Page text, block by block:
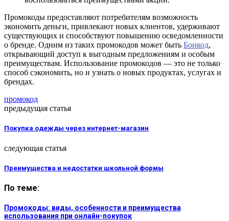
Промокоды предоставляют потребителям возможность
экономить деньги, привлекают новых клиентов, удерживают
существующих и способствуют повышению осведомленности
о бренде. Одним из таких промокодов может быть Бонкод,
открывающий доступ к выгодным предложениям и особым
преимуществам. Использование промокодов — это не только
способ сэкономить, но и узнать о новых продуктах, услугах и
брендах.
промокод
предыдущая статья
Покупка одежды через интернет-магазин
следующая статья
Преимущества и недостатки школьной формы
По теме:
Промокоды: виды, особенности и преимущества
использования при онлайн-покупок